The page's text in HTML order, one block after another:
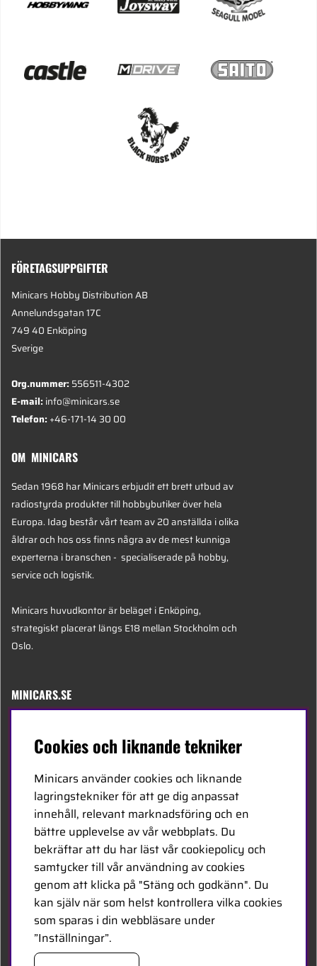
FÖRETAGSUPPGIFTER
Minicars Hobby Distribution AB
Annelundsgatan 17C
749 40 Enköping
Sverige
Org.nummer:556511-4302
E-mail:info@minicars.se
Telefon:+46-171-14 30 00
OM MINICARS
Sedan 1968 har Minicars erbjudit ett brett utbud av
radiostyrda produkter till hobbybutiker över hela
Europa. Idag består vårt team av 20 anställda i olika
åldrar och hos oss finns några av de mest kunniga
experterna i branschen - specialiserade på hobby,
service och logistik.
Minicars huvudkontor är beläget i Enköping,
strategiskt placerat längs E18 mellan Stockholm och
Oslo.
MINICARS.SE
Bli återförsäljare
Bli leverantör
Jobba hos oss
FÖLJ OSS
Facebook
HANDLA TRYGGT
Cookies och liknande tekniker
Minicars använder cookies och liknande
lagringstekniker för att ge dig anpassat
innehåll, relevant marknadsföring och en
bättre upplevelse av vår webbplats. Du
bekräftar att du har läst vår cookiepolicy och
samtycker till vår användning av cookies
genom att klicka på "Stäng och godkänn". Du
kan själv när som helst kontrollera vilka cookies
som sparas i din webbläsare under
”Inställningar”.